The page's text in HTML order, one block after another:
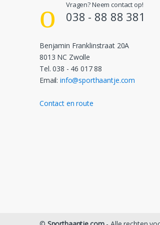
Vragen? Neem contact op!
038 - 88 88 381
Benjamin Franklinstraat 20A
8013 NC Zwolle
Tel. 038 - 46 017 88
Email:info@sporthaantje.com
Contact en route